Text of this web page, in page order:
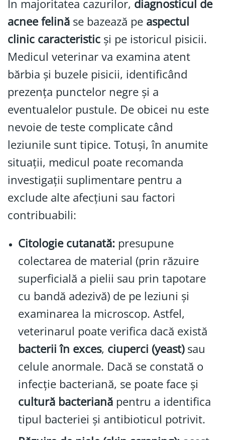
În majoritatea cazurilor, diagnosticul de
acnee felină se bazează pe aspectul
clinic caracteristic și pe istoricul pisicii.
Medicul veterinar va examina atent
bărbia și buzele pisicii, identificând
prezența punctelor negre și a
eventualelor pustule. De obicei nu este
nevoie de teste complicate când
leziunile sunt tipice. Totuși, în anumite
situații, medicul poate recomanda
investigații suplimentare pentru a
exclude alte afecțiuni sau factori
contribuabili:
Citologie cutanată: presupune
colectarea de material (prin răzuire
superficială a pielii sau prin tapotare
cu bandă adezivă) de pe leziuni și
examinarea la microscop. Astfel,
veterinarul poate verifica dacă există
bacterii în exces, ciuperci (yeast)sau
celule anormale. Dacă se constată o
infecție bacteriană, se poate face și
cultură bacterianăpentru a identifica
tipul bacteriei și antibioticul potrivit.